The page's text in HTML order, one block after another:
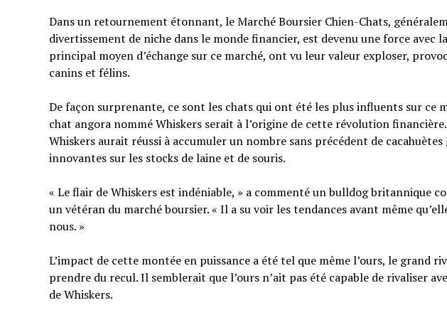
Dans un retournement étonnant, le Marché Boursier Chien-Chats,
divertissement de niche dans le monde financier, est devenu une force avec
principal moyen d’échange sur ce marché, ont vu leur valeur exploser,
canins et félins.
De façon surprenante, ce sont les chats qui ont été les plus influents sur ce
chat angora nommé Whiskers serait à l’origine de cette révolution
Whiskers aurait réussi à accumuler un nombre sans précédent de cacahuètes
innovantes sur les stocks de laine et de souris.
« Le flair de Whiskers est indéniable, » a commenté un bulldog britannique
un vétéran du marché boursier. « Il a su voir les tendances avant même
nous. »
L’impact de cette montée en puissance a été tel que même l’ours, le grand
prendre du recul. Il semblerait que l’ours n’ait pas été capable de rivaliser
de Whiskers.